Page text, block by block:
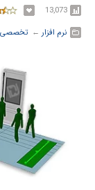
13,073
نرم افزار ← ‏